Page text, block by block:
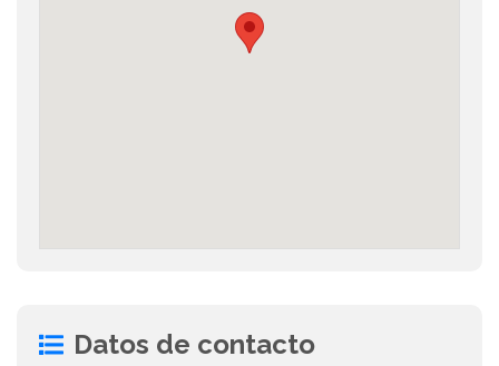
Datos de contacto